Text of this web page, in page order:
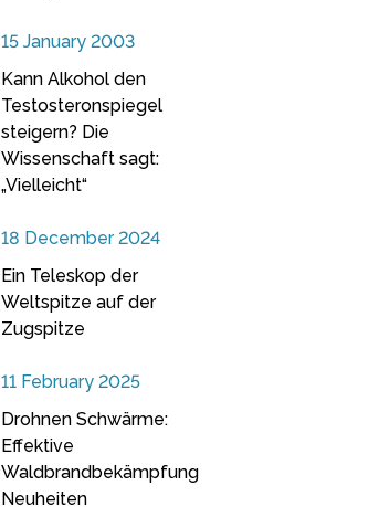
15 January 2003
Kann Alkohol den
Testosteronspiegel
steigern? Die
Wissenschaft sagt:
„Vielleicht“
18 December 2024
Ein Teleskop der
Weltspitze auf der
Zugspitze
11 February 2025
Drohnen Schwärme:
Effektive
Waldbrandbekämpfung
Neuheiten